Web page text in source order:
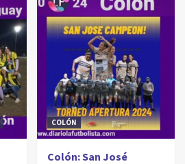
COLÓN
Colón: San José